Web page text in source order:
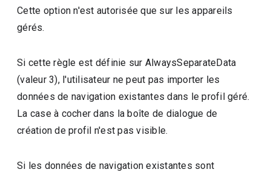
Cette option n'est autorisée que sur les appareils
gérés.
Si cette règle est définie sur AlwaysSeparateData
(valeur 3), l'utilisateur ne peut pas importer les
données de navigation existantes dans le profil géré.
La case à cocher dans la boîte de dialogue de
création de profil n'est pas visible.
Si les données de navigation existantes sont